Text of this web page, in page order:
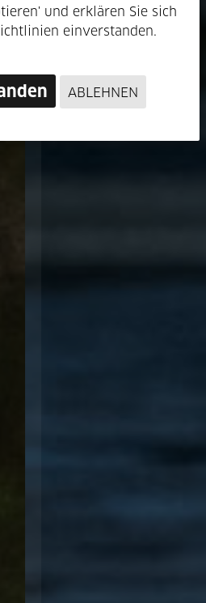
und erklären Sie sich
einverstanden.
ABLEHNEN